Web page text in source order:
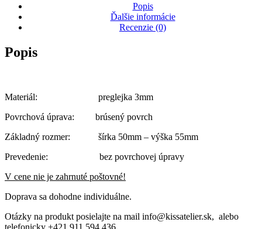
Popis
Ďalšie informácie
Recenzie (0)
Popis
Materiál: preglejka 3mm
Povrchová úprava: brúsený povrch
Základný rozmer: šírka 50mm – výška 55mm
Prevedenie: bez povrchovej úpravy
V cene nie je zahrnuté poštovné!
Doprava sa dohodne individuálne.
Otázky na produkt posielajte na mail info@kissatelier.sk, alebo
telefonicky +421 911 594 436.